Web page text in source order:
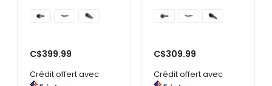
C$399.99
Crédit offert avec
C$309.99
Crédit offert avec